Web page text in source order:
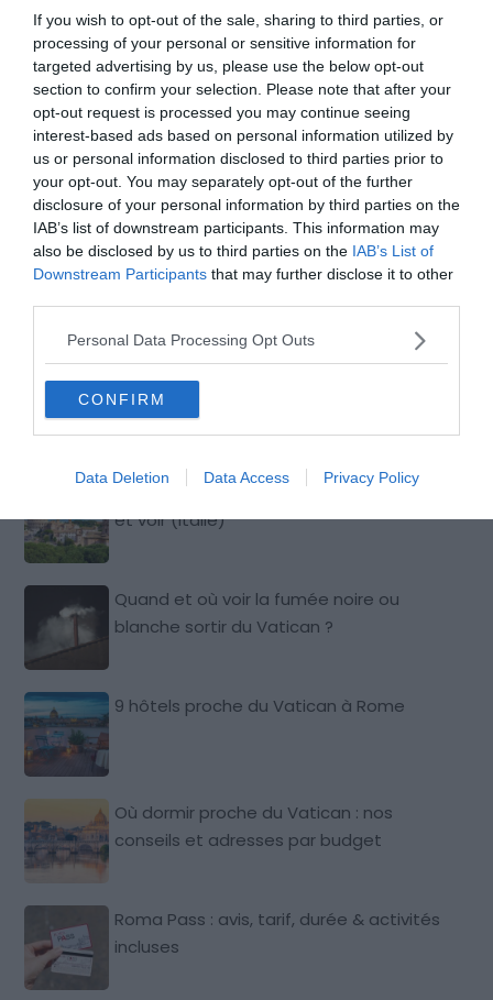
If you wish to opt-out of the sale, sharing to third parties, or
processing of your personal or sensitive information for
targeted advertising by us, please use the below opt-out
section to confirm your selection. Please note that after your
opt-out request is processed you may continue seeing
interest-based ads based on personal information utilized by
us or personal information disclosed to third parties prior to
your opt-out. You may separately opt-out of the further
disclosure of your personal information by third parties on the
IAB’s list of downstream participants. This information may
also be disclosed by us to third parties on the IAB’s List of
Downstream Participants that may further disclose it to other
Personal Data Processing Opt Outs
CONFIRM
Data Deletion Data Access Privacy Policy
délivrance de son message hebdomadaire et vous
pourrez ensuite chanter ou prier avec lui.
Crédit photo principale : Flickr – Edgar Jiménez
Plus d'inspiration
Où sont enterrés les papes ? Un voyage
insolite sur les traces des souverains
pontifes
Pourquoi cette porte du Vatican n’est
ouverte qu’une fois tous les 25 ans ?
(C’est le cas en 2025)
Visiter Rome : 10 incontournables à faire
et voir (Italie)
Quand et où voir la fumée noire ou
blanche sortir du Vatican ?
9 hôtels proche du Vatican à Rome
Où dormir proche du Vatican : nos
conseils et adresses par budget
Roma Pass : avis, tarif, durée & activités
incluses